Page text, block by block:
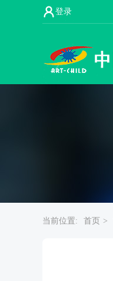
登录
当前位置: 首页 >